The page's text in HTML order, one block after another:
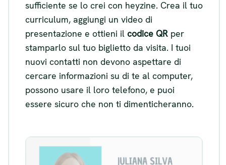
sufficiente se lo crei con heyzine. Crea il tuo
curriculum, aggiungi un video di
presentazione e ottieni il codice QR per
stamparlo sul tuo biglietto da visita. I tuoi
nuovi contatti non devono aspettare di
cercare informazioni su di te al computer,
possono usare il loro telefono, e puoi
essere sicuro che non ti dimenticheranno.